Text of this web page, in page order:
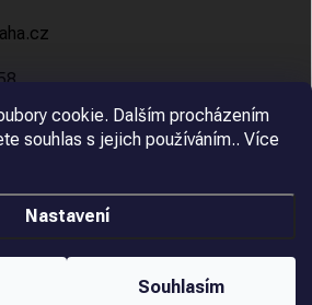
cookie. Dalším procházením
souhlas s jejich používáním.. Více
Nastavení
Souhlasím
Praha s.r.o. . Všechna práva vyhrazena.